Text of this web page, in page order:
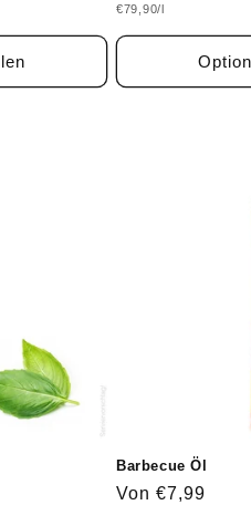
Preis
Grundpreis
€79,90/l
Barbecue Öl
Normaler
Von €7,99